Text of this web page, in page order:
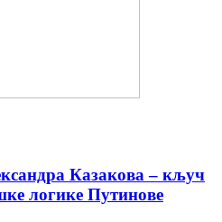
Казакова – кључ
логике Путинове